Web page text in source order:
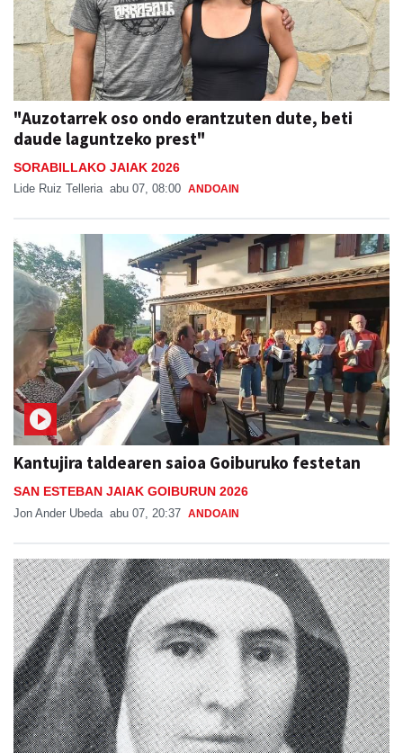
"Auzotarrek oso ondo erantzuten dute, beti
daude laguntzeko prest"
SORABILLAKO JAIAK 2026
Lide Ruiz Telleria abu 07, 08:00 ANDOAIN
Kantujira taldearen saioa Goiburuko festetan
SAN ESTEBAN JAIAK GOIBURUN 2026
Jon Ander Ubeda abu 07, 20:37 ANDOAIN